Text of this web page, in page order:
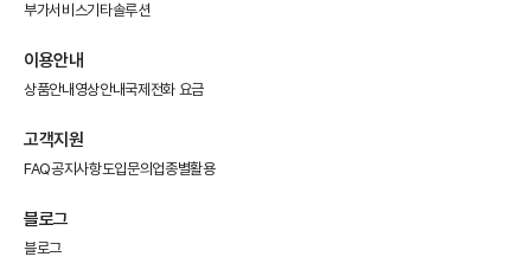
부가서비스기타솔루션
이용안내
상품안내 영상안내국제전화 요금
고객지원
FAQ공지사항도입문의 업종별활용
블로그
블로그